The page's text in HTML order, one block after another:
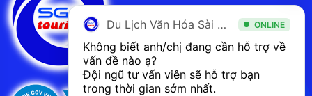
Du Lịch Văn Hóa Sài Gòn ONLINE
Không biết anh/chị đang cần hỗ trợ về
vấn đề nào ạ?
Đội ngũ tư vấn viên sẽ hỗ trợ bạn
trong thời gian sớm nhất.